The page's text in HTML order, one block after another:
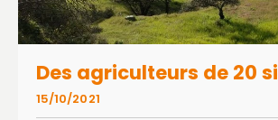
Des agriculteurs de 20
15/10/2021